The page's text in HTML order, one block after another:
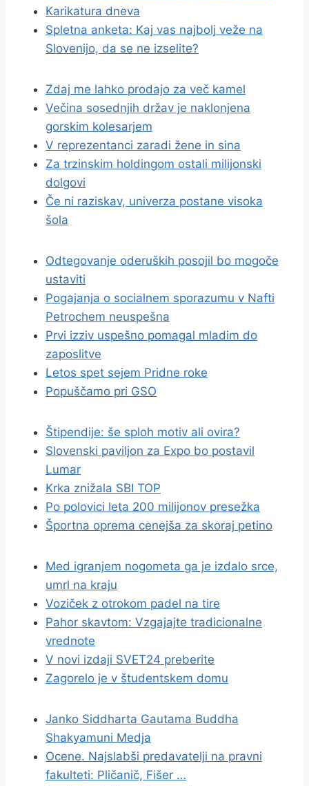
Karikatura dneva
Spletna anketa: Kaj vas najbolj veže na
Slovenijo, da se ne izselite?
Zdaj me lahko prodajo za več kamel
Večina sosednjih držav je naklonjena
gorskim kolesarjem
V reprezentanci zaradi žene in sina
Za trzinskim holdingom ostali milijonski
dolgovi
Če ni raziskav, univerza postane visoka
šola
Odtegovanje oderuških posojil bo mogoče
ustaviti
Pogajanja o socialnem sporazumu v Nafti
Petrochem neuspešna
Prvi izziv uspešno pomagal mladim do
zaposlitve
Letos spet sejem Pridne roke
Popuščamo pri GSO
Štipendije: še sploh motiv ali ovira?
Slovenski paviljon za Expo bo postavil
Lumar
Krka znižala SBI TOP
Po polovici leta 200 milijonov presežka
Športna oprema cenejša za skoraj petino
Med igranjem nogometa ga je izdalo srce,
umrl na kraju
Voziček z otrokom padel na tire
Pahor skavtom: Vzgajajte tradicionalne
vrednote
V novi izdaji SVET24 preberite
Zagorelo je v študentskem domu
Janko Siddharta Gautama Buddha
Shakyamuni Medja
Ocene. Najslabši predavatelji na pravni
fakulteti: Pličanič, Fišer …